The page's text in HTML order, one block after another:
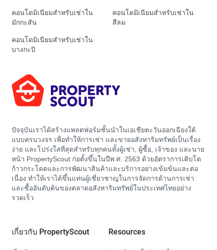
คอนโดมิเนียมสำหรับเช่าใน
มักกะสัน
คอนโดมิเนียมสำหรับเช่าใน
สีลม
คอนโดมิเนียมสำหรับเช่าใน
บางกะปิ
ปัจจุบันเราได้สร้างแพลตฟอร์มชั้นนำในเอเชียตะวันออกเฉียงใต้
แบบครบวงจร เพื่อทำให้การเช่า และขายอสังหาริมทรัพย์เป็นเรื่อง
ง่าย และโปร่งใสที่สุดสำหรับทุกคนทั้งผู้เช่า, ผู้ซื้อ, เจ้าของ และนาย
หน้า PropertyScout ก่อตั้งขึ้นในปีพ.ศ. 2563 ด้วยอัตราการเติบโต
ก้าวกระโดดและการพัฒนาสินค้าและบริการอย่างเข้มข้นและต่อ
เนื่อง ทำให้เราได้ขึ้นแท่นผู้เชี่ยวชาญในการจัดการด้านการเช่า
และซื้ออันดับต้นของตลาดอสังหาริมทรัพย์ในประเทศไทยอย่าง
รวดเร็ว
เกี่ยวกับ PropertyScout Resources